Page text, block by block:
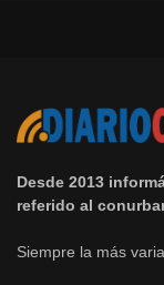
Desde 2013
referido al
Siempre la más